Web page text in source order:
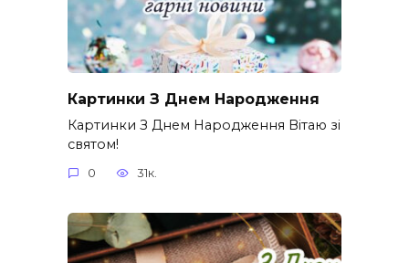
Картинки З Днем Народження
Картинки З Днем Народження Вітаю зі
святом!
0 31к.